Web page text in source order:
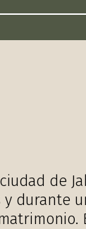
de
durante